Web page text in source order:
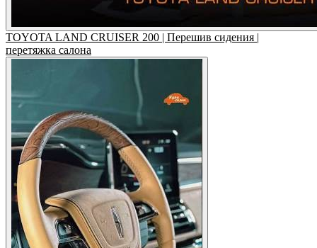
TOYOTA LAND CRUISER 200 | Перешив сидения |
перетяжка салона